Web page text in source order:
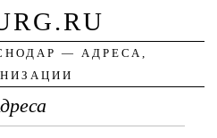
— АДРЕСА,